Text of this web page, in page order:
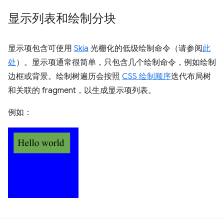
显示列表和绘制分块
显示项包含可使用 Skia 光栅化的低级绘制命令（请参阅此
处）。显示项通常很简单，只包含几个绘制命令，例如绘制
边框或背景。绘制树遍历会按照 CSS 绘制顺序迭代布局树
和关联的 fragment，以生成显示项列表。
例如：